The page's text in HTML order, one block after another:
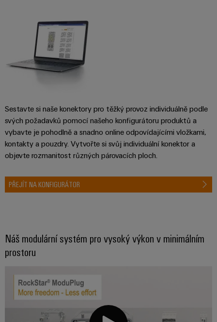
nosné
lišty
Upravené
a
Zákaznický
návrh
kabelu
Praktická
inovace
Sestavte si naše konektory pro těžký provoz individuálně podle
svých požadavků pomocí našeho konfigurátoru produktů a
vybavte je pohodlně a snadno online odpovídajícími vložkami,
kontakty a pouzdry. Vytvořte si svůj individuální konektor a
objevte rozmanitost různých párovacích ploch.
PŘEJÍT NA KONFIGURÁTOR
Náš modulární systém pro vysoký výkon v minimálním
prostoru